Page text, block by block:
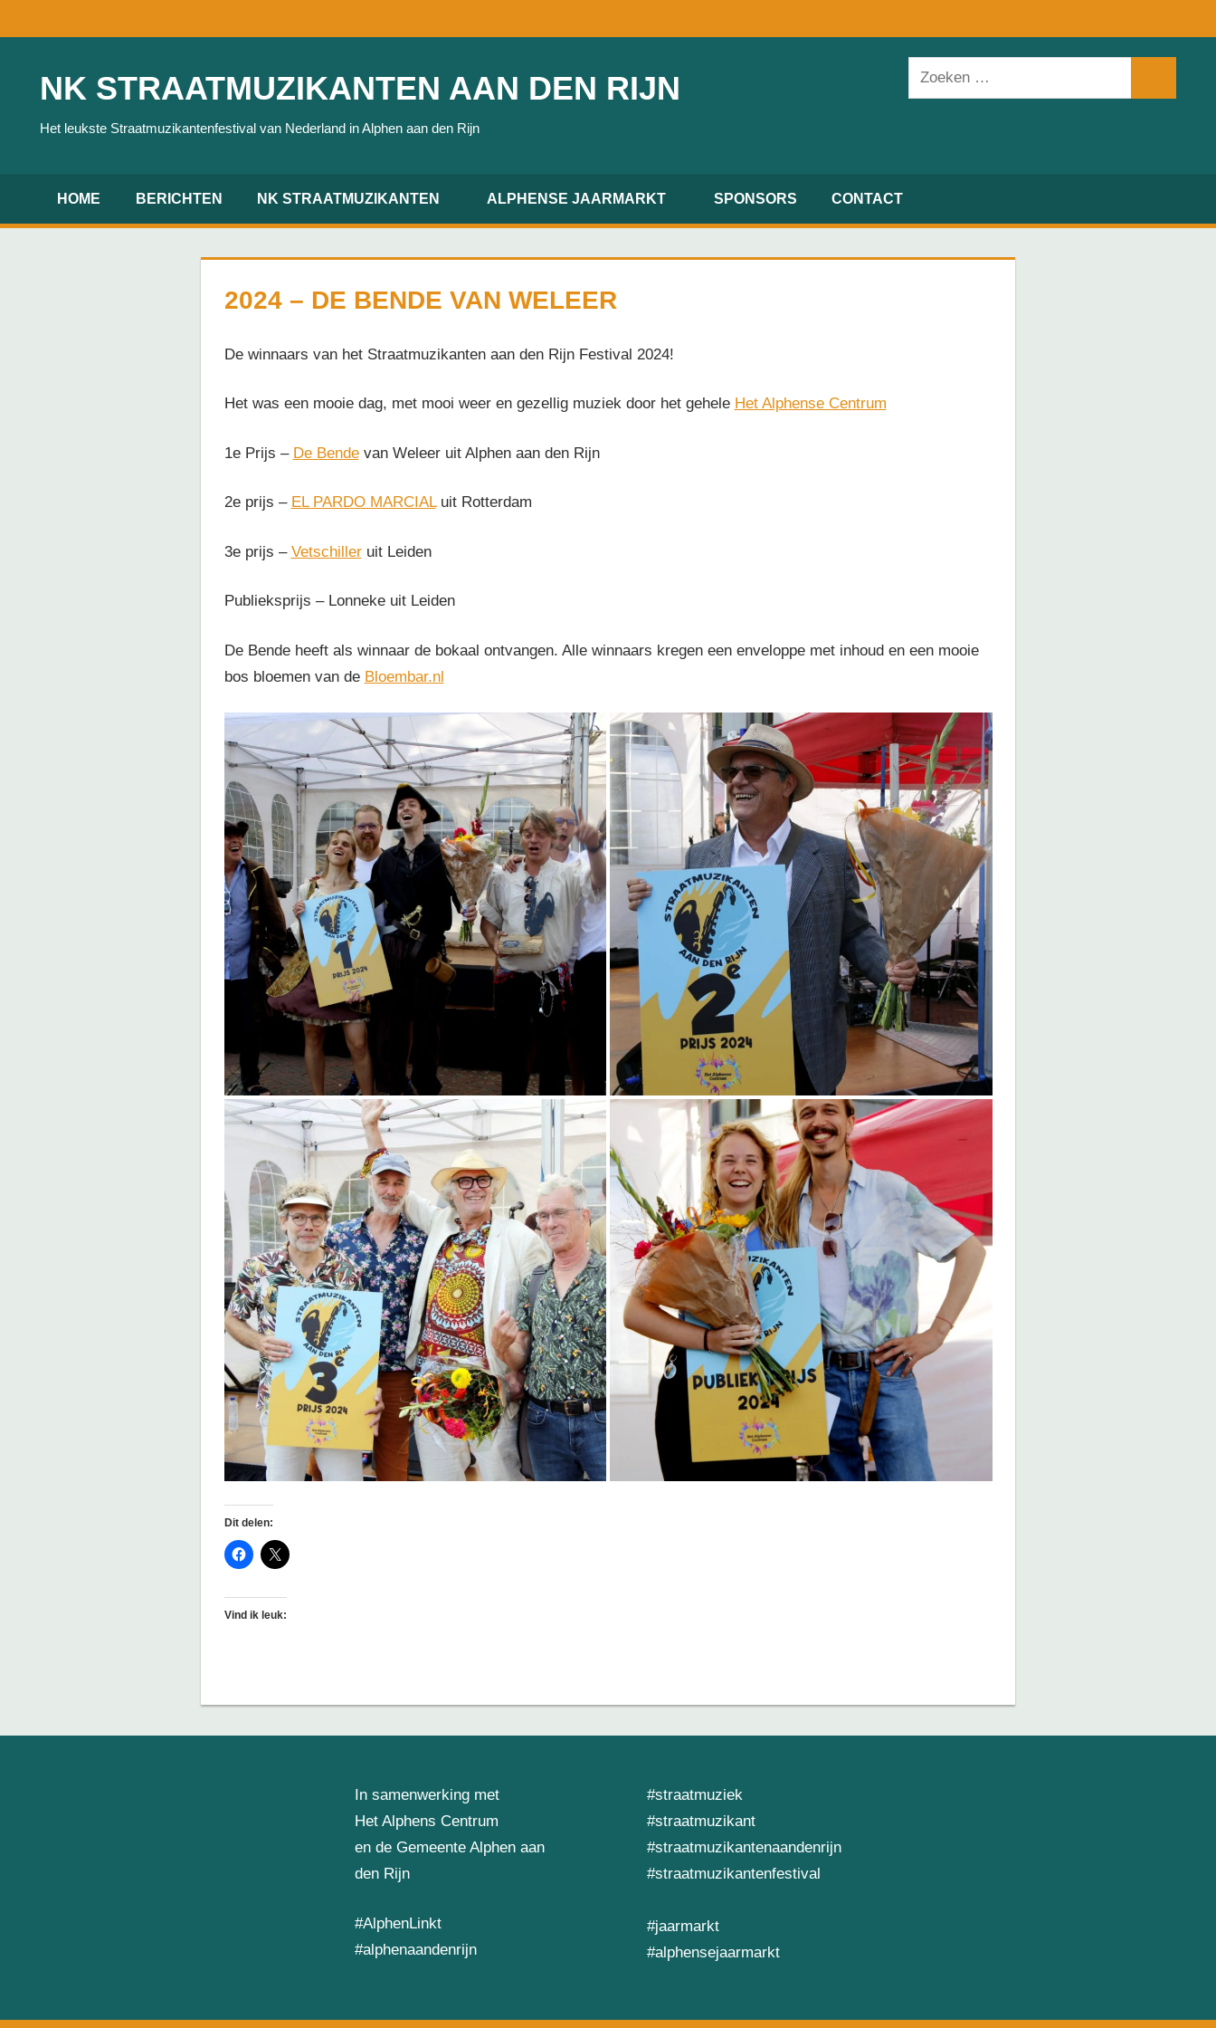
naar
NK STRAATMUZIKANTEN AAN DEN RIJN
Het leukste Straatmuzikantenfestival van Nederland in Alphen aan den Rijn
Zoeken
naar:
HOME BERICHTEN NK STRAATMUZIKANTEN ALPHENSE JAARMARKT SPONSORS CONTACT
2024 – DE BENDE VAN WELEER
De winnaars van het Straatmuzikanten aan den Rijn Festival 2024!
Het was een mooie dag, met mooi weer en gezellig muziek door het gehele Het Alphense Centrum
1e Prijs – De Bendevan Weleer uit Alphen aan den Rijn
2e prijs – EL PARDO MARCIALuit Rotterdam
3e prijs – Vetschilleruit Leiden
Publieksprijs – Lonneke uit Leiden
De Bende heeft als winnaar de bokaal ontvangen. Alle winnaars kregen een enveloppe met inhoud en een mooie
bos bloemen van de Bloembar.nl
Dit delen:
Vind ik leuk:
In samenwerking met
Het Alphens Centrum
en de Gemeente Alphen aan
den Rijn
#AlphenLinkt
#alphenaandenrijn
#straatmuziek
#straatmuzikant
#straatmuzikantenaandenrijn
#straatmuzikantenfestival
#jaarmarkt
#alphensejaarmarkt